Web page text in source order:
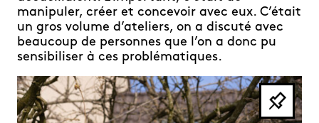
manipuler, créer et concevoir avec eux. C’était
un gros volume d’ateliers, on a discuté avec
beaucoup de personnes que l’on a donc pu
sensibiliser à ces problématiques.